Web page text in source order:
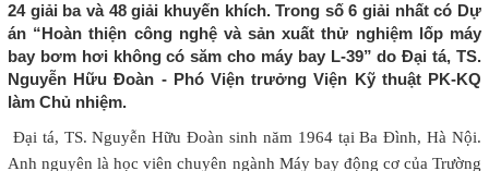
24 giải ba và 48 giải khuyến khích. Trong số 6 giải nhất có Dự
án “Hoàn thiện công nghệ và sản xuất thử nghiệm lốp máy
bay bơm hơi không có săm cho máy bay L-39” do Đại tá, TS.
Nguyễn Hữu Đoàn - Phó Viện trưởng Viện Kỹ thuật PK-KQ
làm Chủ nhiệm.
Đại tá, TS. Nguyễn Hữu Đoàn sinh năm 1964 tại Ba Đình, Hà Nội.
Anh nguyên là học viên chuyên ngành Máy bay động cơ của Trường